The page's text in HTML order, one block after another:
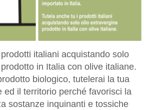
italiani acquistando solo
in Italia con olive italiane.
biologico, tutelerai la tua
ed il territorio perché favorisci la
sostanze inquinanti e tossiche